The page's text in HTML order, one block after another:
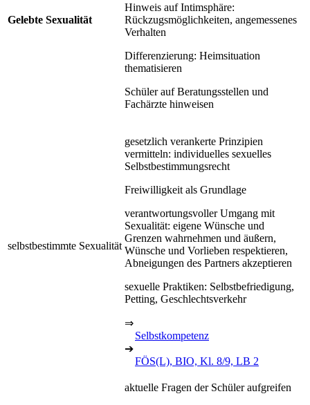
Gelebte Sexualität
Hinweis auf Intimsphäre:
Rückzugsmöglichkeiten, angemessenes
Verhalten
Differenzierung: Heimsituation
thematisieren
Schüler auf Beratungsstellen und
Fachärzte hinweisen
selbstbestimmte Sexualität
gesetzlich verankerte Prinzipien
vermitteln: individuelles sexuelles
Selbstbestimmungsrecht
Freiwilligkeit als Grundlage
verantwortungsvoller Umgang mit
Sexualität: eigene Wünsche und
Grenzen wahrnehmen und äußern,
Wünsche und Vorlieben respektieren,
Abneigungen des Partners akzeptieren
sexuelle Praktiken: Selbstbefriedigung,
Petting, Geschlechtsverkehr
⇒
Selbstkompetenz
➔
FÖS(L), BIO, Kl. 8/9, LB 2
aktuelle Fragen der Schüler aufgreifen